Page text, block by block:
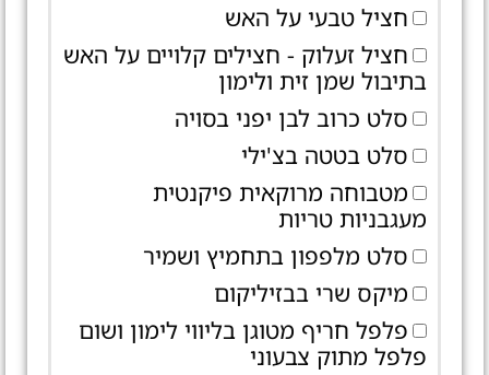
חציל טבעי על האש
חציל זעלוק - חצילים קלויים על האש
בתיבול שמן זית ולימון
סלט כרוב לבן יפני בסויה
סלט בטטה בצ'ילי
מטבוחה מרוקאית פיקנטית
מעגבניות טריות
סלט מלפפון בתחמיץ ושמיר
מיקס שרי בבזיליקום
פלפל חריף מטוגן בליווי לימון ושום
פלפל מתוק צבעוני